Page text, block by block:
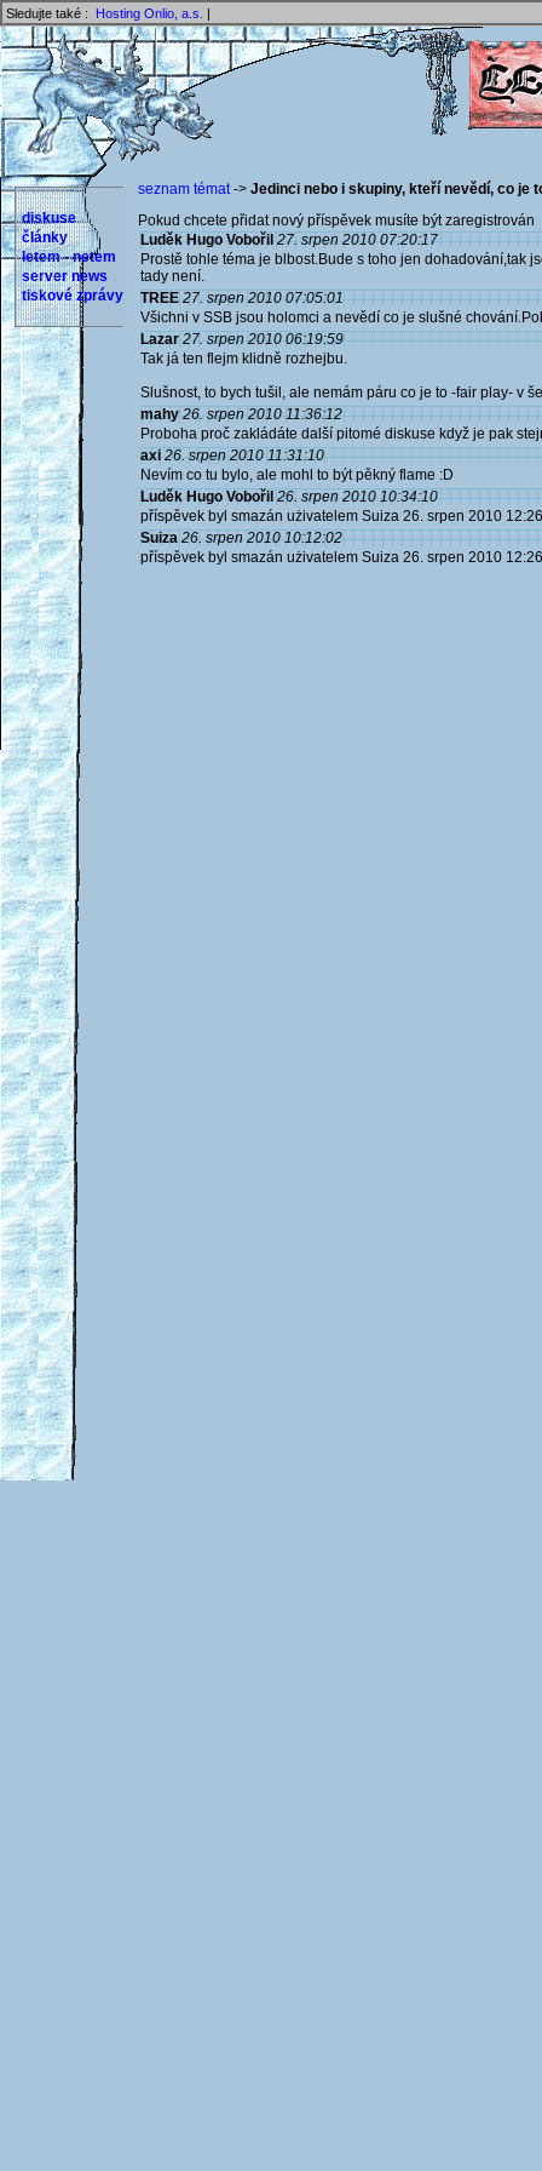
Sledujte také : Hosting Onlio, a.s. |
diskuse
články
letem - netem
server news
tiskové zprávy
seznam témat-> Jedinci nebo i skupiny, kteří nevědí, co je
Pokud chcete přidat nový příspěvek musíte být
Luděk Hugo Vobořil 27. srpen 2010 07:20:17
Prostě tohle téma je blbost.Bude s toho jen dohadování,tak
tady není.
TREE 27. srpen 2010 07:05:01
Všichni v SSB jsou holomci a nevědí co je slušné
Lazar 27. srpen 2010 06:19:59
Tak já ten flejm klidně rozhejbu.
Slušnost, to bych tušil, ale nemám páru co je to -fair play- v
mahy 26. srpen 2010 11:36:12
Proboha proč zakládáte další pitomé diskuse když je pak
axi 26. srpen 2010 11:31:10
Nevím co tu bylo, ale mohl to být pěkný flame :D
Luděk Hugo Vobořil 26. srpen 2010 10:34:10
příspěvek byl smazán użivatelem Suiza 26. srpen 2010
Suiza 26. srpen 2010 10:12:02
příspěvek byl smazán użivatelem Suiza 26. srpen 2010